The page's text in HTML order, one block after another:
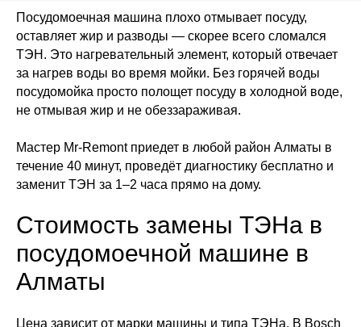
Посудомоечная машина плохо отмывает посуду,
оставляет жир и разводы — скорее всего сломался
ТЭН. Это нагревательный элемент, который отвечает
за нагрев воды во время мойки. Без горячей воды
посудомойка просто полощет посуду в холодной воде,
не отмывая жир и не обеззараживая.
Мастер Mr-Remont приедет в любой район Алматы в
течение 40 минут, проведёт диагностику бесплатно и
заменит ТЭН за 1–2 часа прямо на дому.
Стоимость замены ТЭНа в
посудомоечной машине в
Алматы
Цена зависит от марки машины и типа ТЭНа. В Bosch